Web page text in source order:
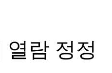
열람 정정